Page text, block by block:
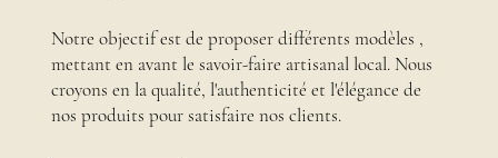
Notre objectif est de proposer différents modèles ,
mettant en avant le savoir-faire artisanal local. Nous
croyons en la qualité, l'authenticité et l'élégance de
nos produits pour satisfaire nos clients.